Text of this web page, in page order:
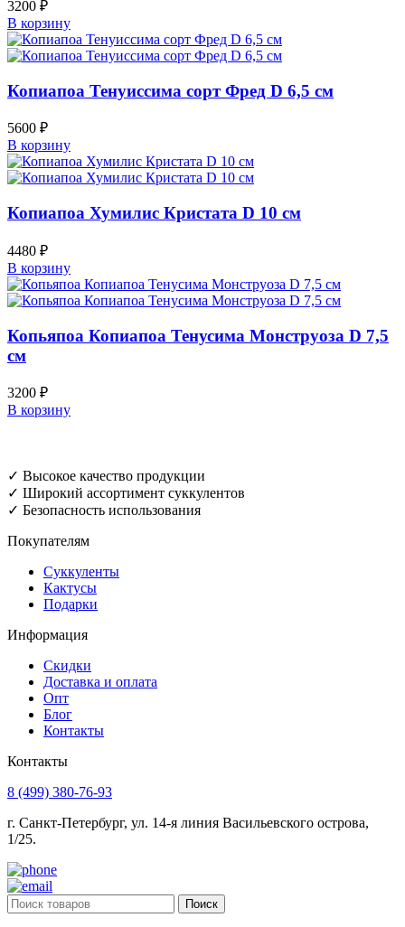
3200 ₽
В корзину
Копиапоа Тенуиссима сорт Фред D 6,5 см
5600 ₽
В корзину
Копиапоа Хумилис Кристата D 10 см
4480 ₽
В корзину
Копьяпоа Копиапоа Тенусима Монструоза D 7,5
см
3200 ₽
В корзину
✓ Высокое качество продукции
✓ Широкий ассортимент суккулентов
✓ Безопасность использования
Покупателям
Суккуленты
Кактусы
Подарки
Информация
Скидки
Доставка и оплата
Опт
Блог
Контакты
Контакты
8 (499) 380-76-93
г. Санкт-Петербург, ул. 14-я линия Васильевского острова,
1/25.
Поиск